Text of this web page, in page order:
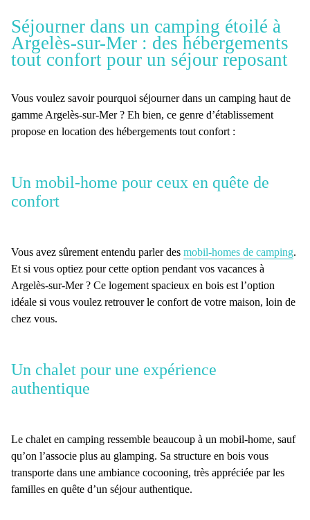
Séjourner dans un camping étoilé à
Argelès-sur-Mer : des hébergements
tout confort pour un séjour reposant
Vous voulez savoirpourquoi séjourner dans un camping haut de
gamme Argelès-sur-Mer? Eh bien, ce genre d’établissement
propose en location des hébergements tout confort :
Un mobil-home pour ceux en quête de
confort
Vous avez sûrement entendu parler des mobil-homes de camping.
Et si vous optiez pour cette option pendant vos vacances à
Argelès-sur-Mer? Ce logement spacieux en bois est l’option
idéale si vous voulez retrouver le confort de votre maison, loin de
chez vous.
Un chalet pour une expérience
authentique
Le chalet en camping ressemble beaucoup à un mobil-home, sauf
qu’on l’associe plus au glamping. Sa structure en bois vous
transporte dans une ambiance cocooning, très appréciée par les
familles en quête d’un séjour authentique.